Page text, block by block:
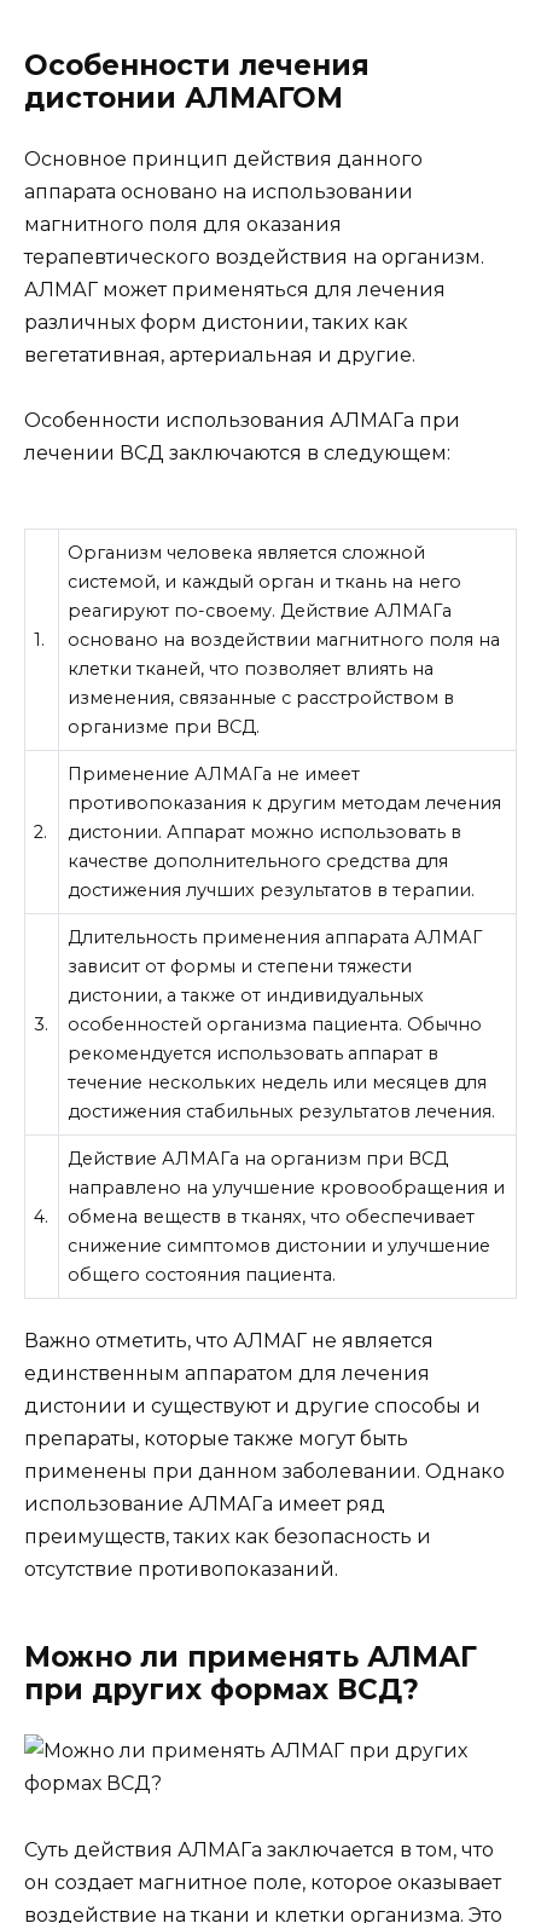
Особенности лечения
дистонии АЛМАГОМ
Основное принцип действия данного
аппарата основано на использовании
магнитного поля для оказания
терапевтического воздействия на организм.
АЛМАГ может применяться для лечения
различных форм дистонии, таких как
вегетативная, артериальная и другие.
Особенности использования АЛМАГа при
лечении ВСД заключаются в следующем:
1.
Организм человека является сложной
системой, и каждый орган и ткань на него
реагируют по-своему. Действие АЛМАГа
основано на воздействии магнитного поля на
клетки тканей, что позволяет влиять на
изменения, связанные с расстройством в
организме при ВСД.
2.
Применение АЛМАГа не имеет
противопоказания к другим методам лечения
дистонии. Аппарат можно использовать в
качестве дополнительного средства для
достижения лучших результатов в терапии.
3.
Длительность применения аппарата АЛМАГ
зависит от формы и степени тяжести
дистонии, а также от индивидуальных
особенностей организма пациента. Обычно
рекомендуется использовать аппарат в
течение нескольких недель или месяцев для
достижения стабильных результатов лечения.
4.
Действие АЛМАГа на организм при ВСД
направлено на улучшение кровообращения и
обмена веществ в тканях, что обеспечивает
снижение симптомов дистонии и улучшение
общего состояния пациента.
Важно отметить, что АЛМАГ не является
единственным аппаратом для лечения
дистонии и существуют и другие способы и
препараты, которые также могут быть
применены при данном заболевании. Однако
использование АЛМАГа имеет ряд
преимуществ, таких как безопасность и
отсутствие противопоказаний.
Можно ли применять АЛМАГ
при других формах ВСД?
Суть действия АЛМАГа заключается в том, что
он создает магнитное поле, которое оказывает
воздействие на ткани и клетки организма. Это